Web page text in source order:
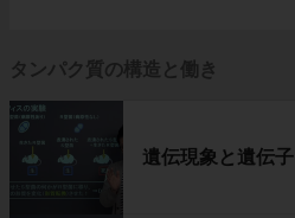
タンパク質の構造と働き
遺伝現象と遺伝子